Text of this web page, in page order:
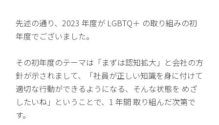
先述の通り、2023 年度が LGBTQ＋ の取り組みの初
年度でございました。
その初年度のテーマは「まずは認知拡大」と会社の方
針が示されまして、「社員が正しい知識を身に付けて
適切な行動ができるようになる、そんな状態を めざ
したいね」ということで、1 年間 取り組んだ次第で
す。